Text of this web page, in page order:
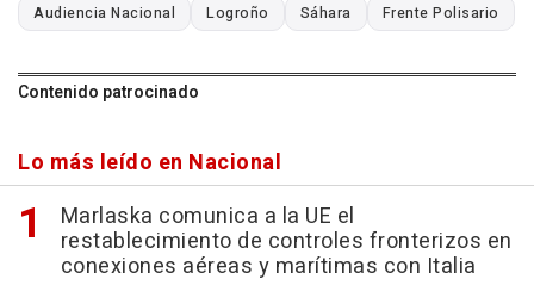
Audiencia Nacional Logroño Sáhara Frente Polisario
Contenido patrocinado
Lo más leído en Nacional
Marlaska comunica a la UE el
restablecimiento de controles fronterizos en
conexiones aéreas y marítimas con Italia